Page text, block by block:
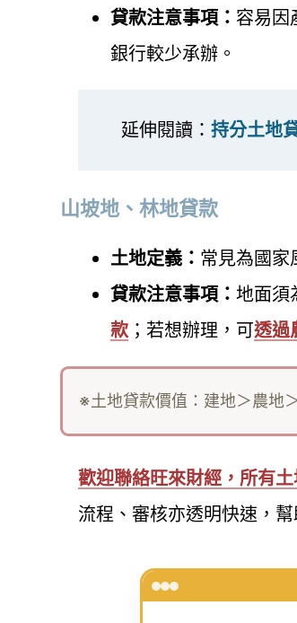
貸款注意事項： 容易因
銀行較少承辦。
延伸閱讀： 持分土地
山坡地、林地貸款
土地定義： 常見為國家
貸款注意事項： 地面須
款 ；若想辦理，可透過
※土地貸款價值：建地＞農地
歡迎聯絡旺來財經，所有
流程、審核亦透明快速，